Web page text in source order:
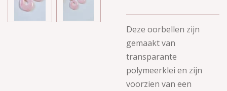
Deze oorbellen zijn
gemaakt van
transparante
polymeerklei en zijn
voorzien van een